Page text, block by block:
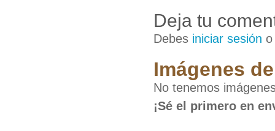
Deja tu
Debes iniciar sesión
Imágenes
No tenemos
¡Sé el primero en